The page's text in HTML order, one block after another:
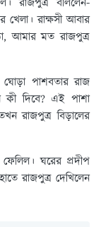
রাজপুত্র বলিলেন-
খেলা। রাক্ষসী আবার
আমার মত রাজপুত্র
ঘোড়া পাশবতার রাজ
দিবে? এই পাশা
রাজপুত্র বিড়ালের
ঘরের প্রদীপ
রাজপুত্র দেখিলেন